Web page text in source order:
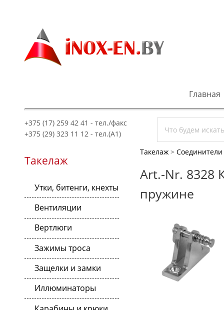
Главная
+375 (17) 259 42 41 - тел./факс
+375 (29) 323 11 12 - тел.(A1)
Такелаж
Утки, битенги, кнехты
Вентиляции
Вертлюги
Зажимы троса
Защелки и замки
Иллюминаторы
Такелаж >
Art.-Nr. 8328
пружине